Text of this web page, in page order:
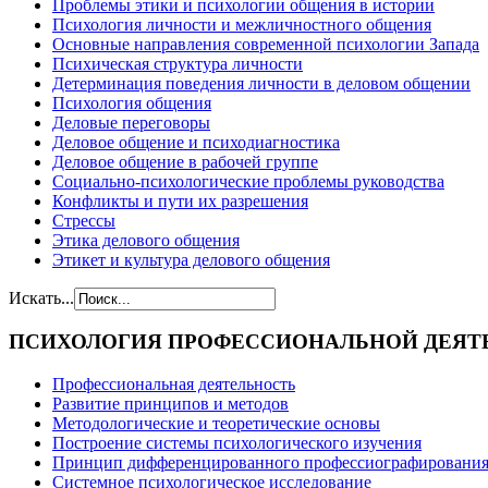
Проблемы этики и психологии общения в истории
Психология личности и межличностного общения
Основные направления современной психологии Запада
Психическая структура личности
Детерминация поведения личности в деловом общении
Психология общения
Деловые переговоры
Деловое общение и психодиагностика
Деловое общение в рабочей группе
Cоциально-психологические проблемы руководства
Конфликты и пути их разрешения
Стрессы
Этика делового общения
Этикет и культура делового общения
Искать...
ПСИХОЛОГИЯ ПРОФЕССИОНАЛЬНОЙ
Профессиональная деятельность
Развитие принципов и методов
Методологические и теоретические основы
Построение системы психологического изучения
Принцип дифференцированного профессиографирования
Системное психологическое исследование